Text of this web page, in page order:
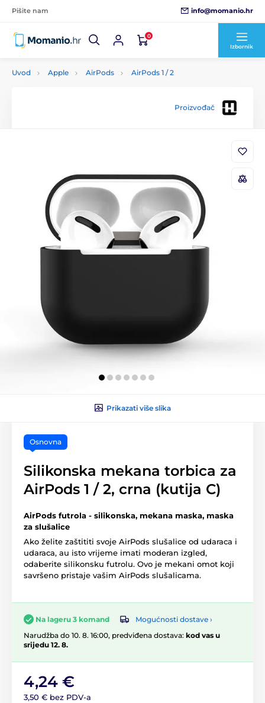
Pišite nam info@momanio.hr
0
Izbornik
Uvod Apple AirPods AirPods 1 / 2
Proizvođač
Prikazati više slika
Osnovna
Silikonska mekana torbica za
AirPods 1 / 2, crna (kutija C)
AirPods futrola - silikonska, mekana maska, maska
za slušalice
Ako želite zaštititi svoje AirPods slušalice od udaraca i
udaraca, au isto vrijeme imati moderan izgled,
odaberite silikonsku futrolu. Ovo je mekani omot koji
savršeno pristaje vašim AirPods slušalicama.
Na lageru 3 komand
Mogućnosti dostave ›
Narudžba do 10. 8. 16:00, predviđena dostava: kod vas u
srijedu 12. 8.
4,24 €
3,50 € bez PDV-a